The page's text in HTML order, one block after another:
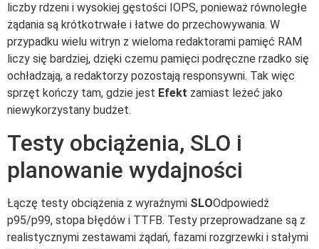
liczby rdzeni i wysokiej gęstości IOPS, ponieważ równoległe
żądania są krótkotrwałe i łatwe do przechowywania. W
przypadku wielu witryn z wieloma redaktorami pamięć RAM
liczy się bardziej, dzięki czemu pamięci podręczne rzadko się
ochładzają, a redaktorzy pozostają responsywni. Tak więc
sprzęt kończy tam, gdzie jest Efekt zamiast leżeć jako
niewykorzystany budżet.
Testy obciążenia, SLO i
planowanie wydajności
Łączę testy obciążenia z wyraźnymi SLOOdpowiedź
p95/p99, stopa błędów i TTFB. Testy przeprowadzane są z
realistycznymi zestawami żądań, fazami rozgrzewki i stałymi